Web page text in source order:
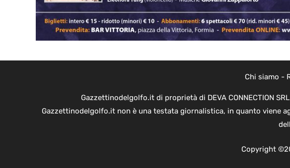
Chi siamo -
Gazzettinodelgolfo.it di proprietà di DEVA CONNECTION
Gazzettinodelgolfo.it non è una testata giornalistica, in quanto viene
Copyright